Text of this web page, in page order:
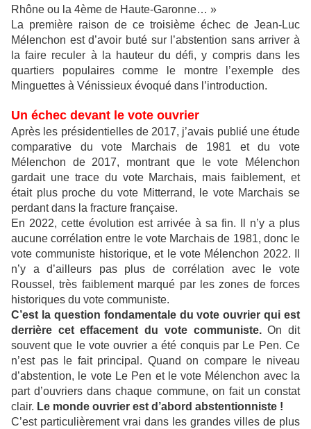
Rhône ou la 4ème de Haute-Garonne… »
La première raison de ce troisième échec de Jean-Luc
Mélenchon est d’avoir buté sur l’abstention sans arriver à
la faire reculer à la hauteur du défi, y compris dans les
quartiers populaires comme le montre l’exemple des
Minguettes à Vénissieux évoqué dans l’introduction.
Un échec devant le vote ouvrier
Après les présidentielles de 2017, j’avais publié une étude
comparative du vote Marchais de 1981 et du vote
Mélenchon de 2017, montrant que le vote Mélenchon
gardait une trace du vote Marchais, mais faiblement, et
était plus proche du vote Mitterrand, le vote Marchais se
perdant dans la fracture française.
En 2022, cette évolution est arrivée à sa fin. Il n’y a plus
aucune corrélation entre le vote Marchais de 1981, donc le
vote communiste historique, et le vote Mélenchon 2022. Il
n’y a d’ailleurs pas plus de corrélation avec le vote
Roussel, très faiblement marqué par les zones de forces
historiques du vote communiste.
C’est la question fondamentale du vote ouvrier qui est
derrière cet effacement du vote communiste.On dit
souvent que le vote ouvrier a été conquis par Le Pen. Ce
n’est pas le fait principal. Quand on compare le niveau
d’abstention, le vote Le Pen et le vote Mélenchon avec la
part d’ouvriers dans chaque commune, on fait un constat
clair. Le monde ouvrier est d’abord abstentionniste !
C’est particulièrement vrai dans les grandes villes de plus